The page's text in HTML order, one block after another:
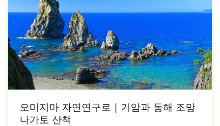
오미지마 자연연구로｜기암과 동해 조망
나가토 산책